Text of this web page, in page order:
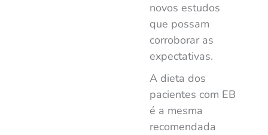
novos estudos
que possam
corroborar as
expectativas.
A dieta dos
pacientes com EB
é a mesma
recomendada